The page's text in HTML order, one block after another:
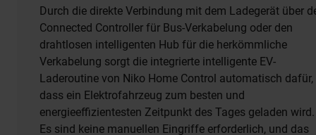
Durch die direkte Verbindung mit dem Ladegerät über
Connected Controller für Bus-Verkabelung oder den
drahtlosen intelligenten Hub für die herkömmliche
Verkabelung sorgt die integrierte intelligente EV-
Laderoutine von Niko Home Control automatisch dafür,
dass ein Elektrofahrzeug zum besten und
energieeffizientesten Zeitpunkt des Tages geladen wird.
Es sind keine manuellen Eingriffe erforderlich, und das